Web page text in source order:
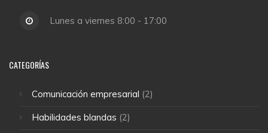
Lunes a viernes 8:00 - 17:00
CATEGORÍAS
Comunicación empresarial (2)
Habilidades blandas (2)